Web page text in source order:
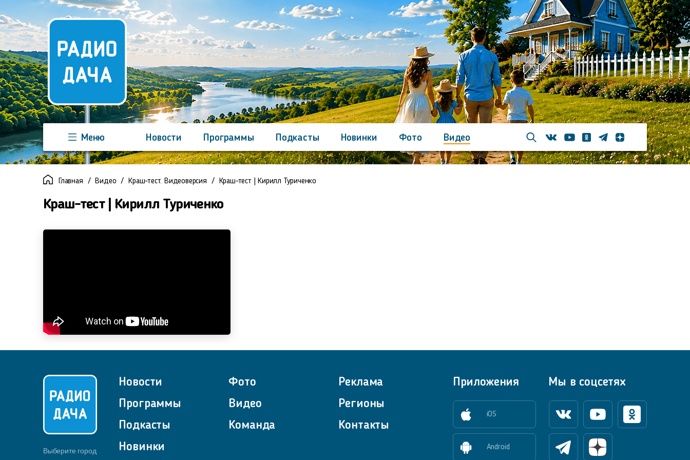
Меню Новости Программы Подкасты Новинки Фото
Видео
Команда
Регионы Реклама Контакты
ВконтактеYoutubeОдноклассники
ТелеграмЯндекс дзен
Главная Видео Краш-тест. Видеоверсия Краш-тест | Кирилл Туриченко
Краш-тест | Кирилл Туриченко
Выберите город
Новости
Программы
Подкасты
Новинки
Фото
Видео
Команда
Реклама
Регионы
Контакты
Приложения
iOS
Android
Мы в соцсетях
ВконтактеYoutube Одноклассники
Телеграм Яндекс Дзен